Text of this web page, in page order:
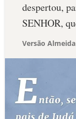
despertou,
SENHOR,
Versão